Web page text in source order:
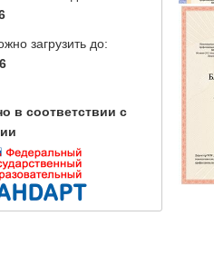
загрузить до:
в соответствии с